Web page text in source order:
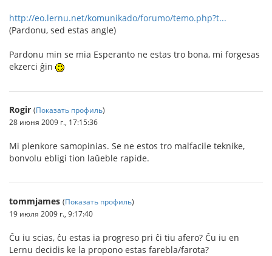
http://eo.lernu.net/komunikado/forumo/temo.php?t...
(Pardonu, sed estas angle)
Pardonu min se mia Esperanto ne estas tro bona, mi forgesas
ekzerci ĝin
Rogir (Показать профиль)
28 июня 2009 г., 17:15:36
Mi plenkore samopinias. Se ne estos tro malfacile teknike,
bonvolu ebligi tion laŭeble rapide.
tommjames (Показать профиль)
19 июля 2009 г., 9:17:40
Ĉu iu scias, ĉu estas ia progreso pri ĉi tiu afero? Ĉu iu en
Lernu decidis ke la propono estas farebla/farota?